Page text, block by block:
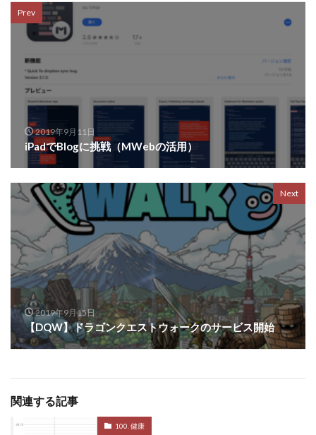
Prev
2019年9月11日
iPadでBlogに挑戦（MWebの活用）
Next
2019年9月15日
【DQW】ドラゴンクエストウォークのサービス開始
関連する記事
100. 健康